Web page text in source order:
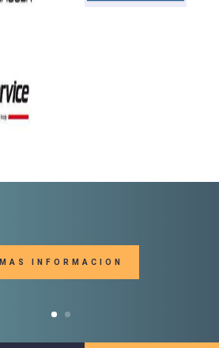
MAS INFORMACION